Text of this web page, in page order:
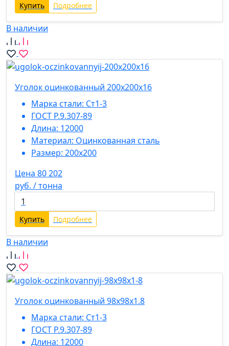
Купить Подробнее
В наличии
Уголок оцинкованный 200х200х16
Марка стали: Ст1-3
ГОСТ Р.9.307-89
Длина: 12000
Материал: Оцинкованная сталь
Размер: 200х200
Цена 80 202
руб. / тонна
Купить Подробнее
В наличии
Уголок оцинкованный 98х98х1.8
Марка стали: Ст1-3
ГОСТ Р.9.307-89
Длина: 12000